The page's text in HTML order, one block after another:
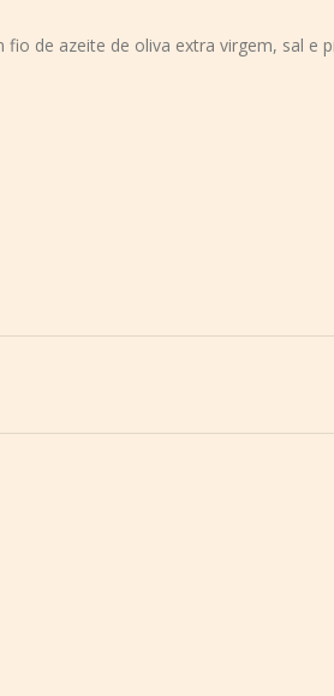
de azeite de oliva extra virgem, sal e